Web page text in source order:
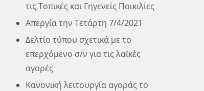
τις Τοπικές και Γηγενείς Ποικιλίες
Απεργία την Τετάρτη 7/4/2021
Δελτίο τύπου σχετικά με το
επερχόμενο σ/ν για τις λαϊκές
αγορές
Κανονική λειτουργία αγοράς το